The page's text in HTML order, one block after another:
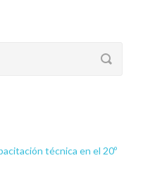
técnica en el 20º